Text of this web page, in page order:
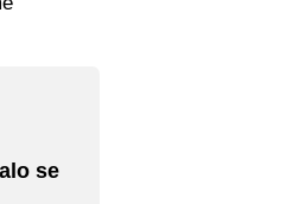
se